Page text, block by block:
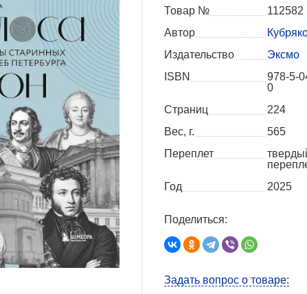
Товар №
112582
Автор
Издательство
Эксмо
ISBN
978-5-
0
Страниц
224
Вес, г.
565
Переплет
Год
2025
Поделиться:
Задать вопрос о товаре: